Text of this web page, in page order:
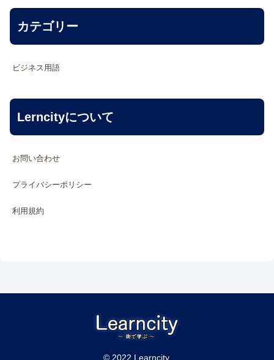
カテゴリー
ビジネス用語
Lerncityについて
お問い合わせ
プライバシーポリシー
利用規約
© 2022 Learncity.